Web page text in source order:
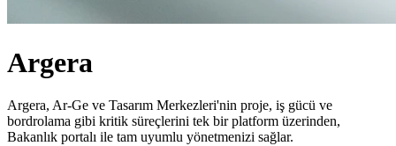
Argera
Argera, Ar-Ge ve Tasarım Merkezleri'nin proje, iş gücü ve
bordrolama gibi kritik süreçlerini tek bir platform üzerinden,
Bakanlık portalı ile tam uyumlu yönetmenizi sağlar.